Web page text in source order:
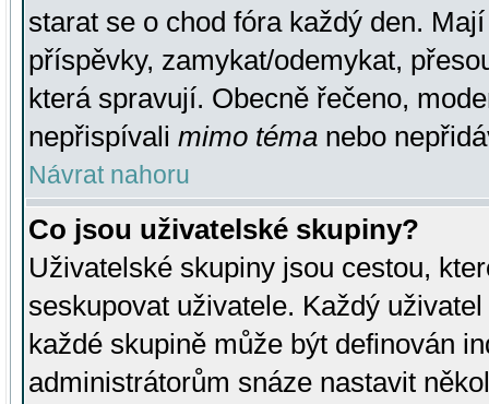
starat se o chod fóra každý den.
příspěvky, zamykat/odemykat,
která spravují. Obecně řečeno,
nepřispívali mimo téma nebo
Návrat nahoru
Co jsou uživatelské skupiny?
Uživatelské skupiny jsou cestou,
seskupovat uživatele. Každý
každé skupině může být definován
administrátorům snáze nastavit